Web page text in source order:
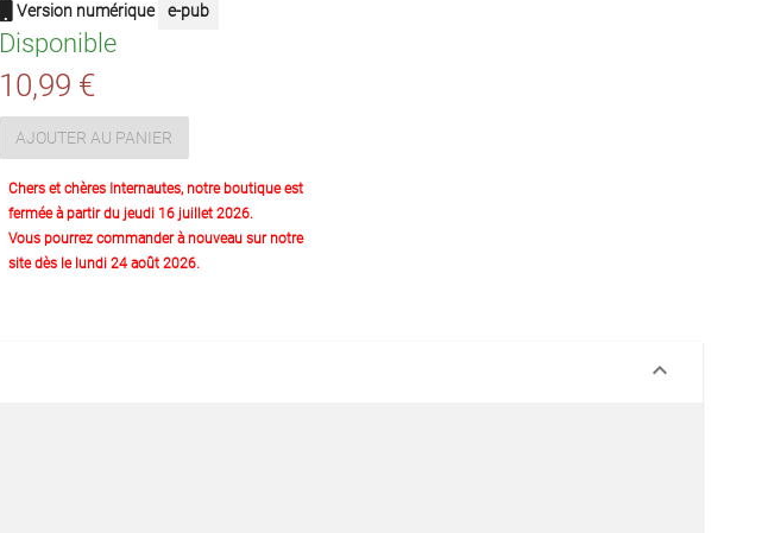
Version numérique e-pub
Disponible
10,99 €
AJOUTER AU PANIER
Chers et chères Internautes, notre boutique est
fermée à partir du jeudi 16 juillet 2026.
Vous pourrez commander à nouveau sur notre
site dès le lundi 24 août 2026.
keyboard_arrow_down